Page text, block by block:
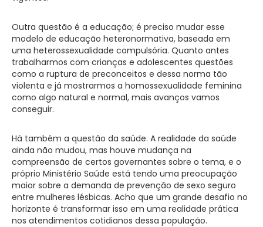
Outra questão é a educação; é preciso mudar esse
modelo de educação heteronormativa, baseada em
uma heterossexualidade compulsória. Quanto antes
trabalharmos com crianças e adolescentes questões
como a ruptura de preconceitos e dessa norma tão
violenta e já mostrarmos a homossexualidade feminina
como algo natural e normal, mais avanços vamos
conseguir.
Há também a questão da saúde. A realidade da saúde
ainda não mudou, mas houve mudança na
compreensão de certos governantes sobre o tema, e o
próprio Ministério Saúde está tendo uma preocupação
maior sobre a demanda de prevenção de sexo seguro
entre mulheres lésbicas. Acho que um grande desafio no
horizonte é transformar isso em uma realidade prática
nos atendimentos cotidianos dessa população.